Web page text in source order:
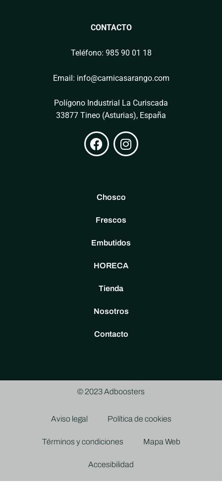
CONTACTO
Teléfono: 985 90 01 18
Email: info@carnicasarango.com
Polígono Industrial La Curiscada
33877 Tineo (Asturias), España
Chosco
Frescos
Embutidos
HORECA
Tienda
Nosotros
Contacto
© 2023 Adboosters
Aviso legal Política de cookies
Términos y condiciones Mapa Web
Accesibilidad